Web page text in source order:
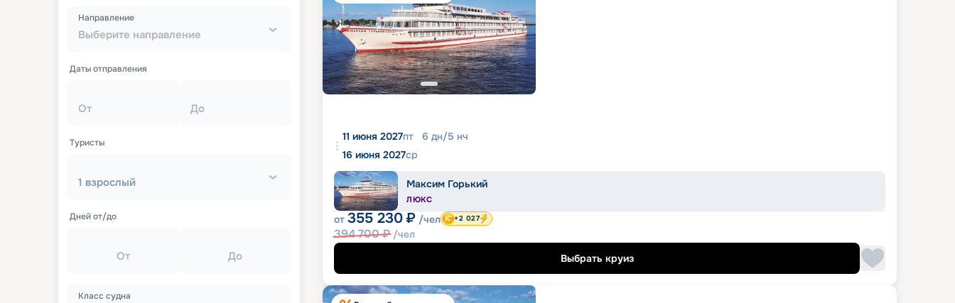
Выберите направление
Направление
Даты отправления
От До
Туристы
1 взрослый
Дней от/до
От До
Класс судна
11 июня 2027пт 6 дн/5 нч
16 июня 2027ср
Максим Горький
ЛЮКС
от 355 230 ₽ /чел
394 700₽ /чел
+2 027
Выбрать круиз